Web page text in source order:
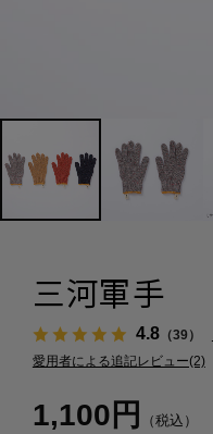
三河軍手
4.8（39）
愛用者による追記レビュー(2)
1,100円 （税込）